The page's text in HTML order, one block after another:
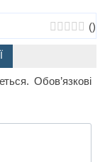
()
Обов’язкові